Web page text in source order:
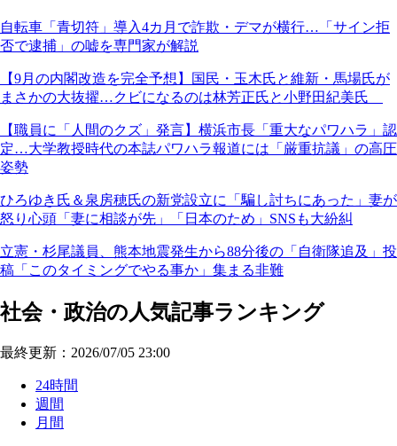
自転車「青切符」導入4カ月で詐欺・デマが横行…「サイン拒
否で逮捕」の嘘を専門家が解説
【9月の内閣改造を完全予想】国民・玉木氏と維新・馬場氏が
まさかの大抜擢…クビになるのは林芳正氏と小野田紀美氏
【職員に「人間のクズ」発言】横浜市長「重大なパワハラ」認
定…大学教授時代の本誌パワハラ報道には「厳重抗議」の高圧
姿勢
ひろゆき氏＆泉房穂氏の新党設立に「騙し討ちにあった」妻が
怒り心頭「妻に相談が先」「日本のため」SNSも大紛糾
立憲・杉尾議員、熊本地震発生から88分後の「自衛隊追及」投
稿「このタイミングでやる事か」集まる非難
社会・政治の人気記事ランキング
最終更新：2026/07/05 23:00
24時間
週間
月間